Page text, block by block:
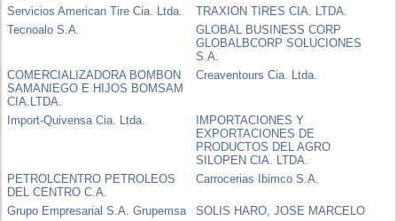
Servicios American Tire Cia. Ltda.
TRAXION TIRES CIA. LTDA.
Tecnoalo S.A.
GLOBAL BUSINESS CORP
GLOBALBCORP SOLUCIONES
S.A.
COMERCIALIZADORA BOMBON
SAMANIEGO E HIJOS BOMSAM
CIA.LTDA.
Creaventours Cia. Ltda.
Import-Quivensa Cia. Ltda.
IMPORTACIONES Y
EXPORTACIONES DE
PRODUCTOS DEL AGRO
SILOPEN CIA. LTDA.
PETROLCENTRO PETROLEOS
DEL CENTRO C.A.
Carrocerias Ibimco S.A.
Grupo Empresarial S.A. Grupemsa
SOLIS HARO, JOSE MARCELO